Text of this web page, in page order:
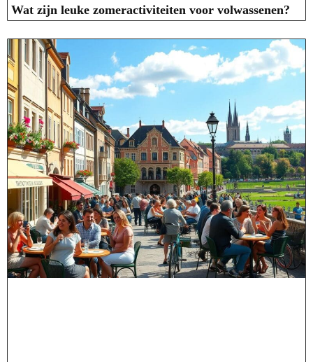
Wat zijn leuke zomeractiviteiten voor volwassenen?